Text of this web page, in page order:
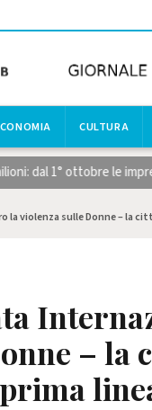
CULTURA
1° ottobre le imprese
la violenza sulle Donne – la
– la